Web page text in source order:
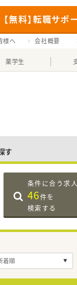
【無料】転職サポ
様へ 会社概要
薬学生
す
条件に合う求人
46件を
検索する